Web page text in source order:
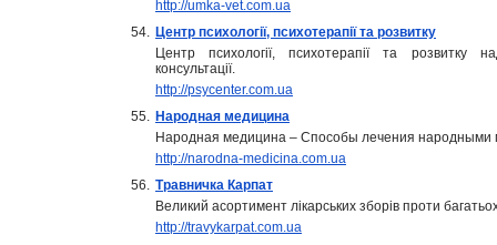
http://umka-vet.com.ua
54. Центр психології, психотерапії та розвитку
Центр психології, психотерапії та розвитку
консультації.
http://psycenter.com.ua
55. Народная медицина
Народная медицина – Способы лечения народными
http://narodna-medicina.com.ua
56. Травничка Карпат
Великий асортимент лікарських зборів проти
http://travykarpat.com.ua